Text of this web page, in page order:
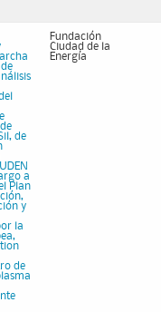
de
a
Plan
y
la
de
Fundación
Ciudad de la
Energía